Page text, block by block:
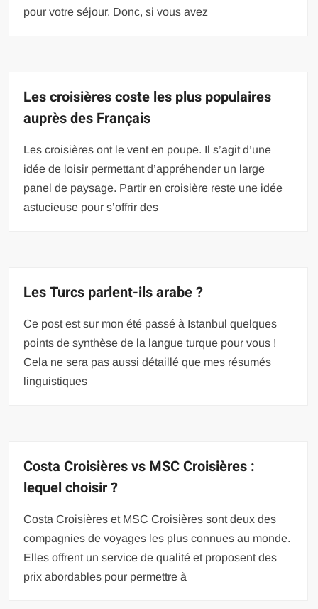
pour votre séjour. Donc, si vous avez
Les croisières coste les plus populaires
auprès des Français
Les croisières ont le vent en poupe. Il s’agit d’une
idée de loisir permettant d’appréhender un large
panel de paysage. Partir en croisière reste une idée
astucieuse pour s’offrir des
Les Turcs parlent-ils arabe ?
Ce post est sur mon été passé à Istanbul quelques
points de synthèse de la langue turque pour vous !
Cela ne sera pas aussi détaillé que mes résumés
linguistiques
Costa Croisières vs MSC Croisières :
lequel choisir ?
Costa Croisières et MSC Croisières sont deux des
compagnies de voyages les plus connues au monde.
Elles offrent un service de qualité et proposent des
prix abordables pour permettre à